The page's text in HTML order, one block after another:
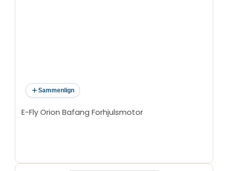
Sammenlign
E-Fly Orion Bafang Forhjulsmotor